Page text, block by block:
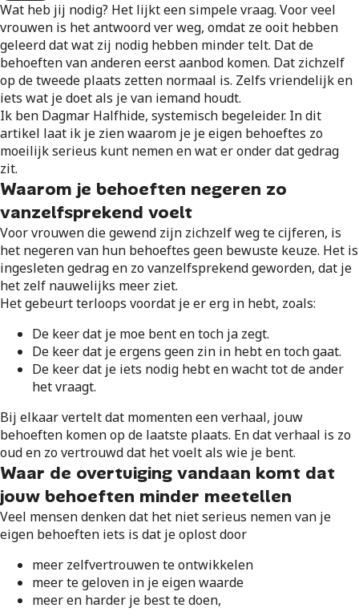
Wat heb jij nodig? Het lijkt een simpele vraag. Voor veel
vrouwen is het antwoord ver weg, omdat ze ooit hebben
geleerd dat wat zij nodig hebben minder telt. Dat de
behoeften van anderen eerst aanbod komen. Dat zichzelf
op de tweede plaats zetten normaal is. Zelfs vriendelijk en
iets wat je doet als je van iemand houdt.
Ik ben Dagmar Halfhide, systemisch begeleider. In dit
artikel laat ik je zien waarom je je eigen behoeftes zo
moeilijk serieus kunt nemen en wat er onder dat gedrag
zit.
Waarom je behoeften negeren zo
vanzelfsprekend voelt
Voor vrouwen die gewend zijn zichzelf weg te cijferen, is
het negeren van hun behoeftes geen bewuste keuze. Het is
ingesleten gedrag en zo vanzelfsprekend geworden, dat je
het zelf nauwelijks meer ziet.
Het gebeurt terloops voordat je er erg in hebt, zoals:
De keer dat je moe bent en toch ja zegt.
De keer dat je ergens geen zin in hebt en toch gaat.
De keer dat je iets nodig hebt en wacht tot de ander
het vraagt.
Bij elkaar vertelt dat momenten een verhaal, jouw
behoeften komen op de laatste plaats. En dat verhaal is zo
oud en zo vertrouwd dat het voelt als wie je bent.
Waar de overtuiging vandaan komt dat
jouw behoeften minder meetellen
Veel mensen denken dat het niet serieus nemen van je
eigen behoeften iets is dat je oplost door
meer zelfvertrouwen te ontwikkelen
meer te geloven in je eigen waarde
meer en harder je best te doen,